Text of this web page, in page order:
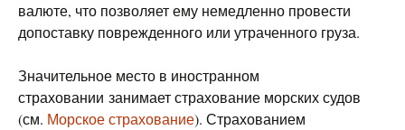
валюте, что позволяет ему немедленно провести
допоставку поврежденного или утраченного груза.
Значительное место в иностранном
страховании занимает страхование морских судов
(см. Морское страхование). Страхованием